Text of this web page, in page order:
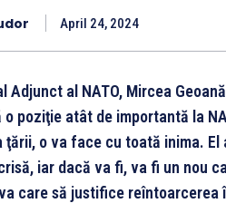
April 24, 2024
Adjunct al NATO, Mircea
poziţie atât de importantă la
ţării, o va face cu toată inima.
iar dacă va fi, va fi un nou
care să justifice reîntoarcerea